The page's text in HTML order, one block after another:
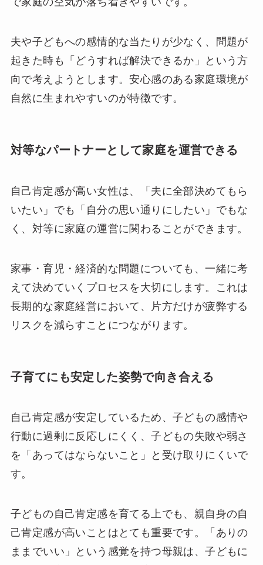
夫や子どもへの感情的な当たりが少なく、問題が
起きた時も「どうすれば解決できるか」という方
向で考えようとします。安心感のある家庭環境が
自然に生まれやすいのが特徴です。
対等なパートナーとして家庭を運営できる
自己肯定感が高い女性は、「夫に全部決めてもら
いたい」でも「自分の思い通りにしたい」でもな
く、対等に家庭の運営に関わることができます。
家事・育児・経済的な問題についても、一緒に考
えて決めていくプロセスを大切にします。これは
長期的な家庭経営において、片方だけが疲弊する
リスクを減らすことにつながります。
子育てにも安定した姿勢で向き合える
自己肯定感が安定しているため、子どもの感情や
行動に過剰に反応しにくく、子どもの失敗や弱さ
を「あってはならないこと」と受け取りにくいで
す。
子どもの自己肯定感を育てる上でも、親自身の自
己肯定感が高いことはとても重要です。「ありの
ままでいい」という感覚を持つ母親は、子どもに